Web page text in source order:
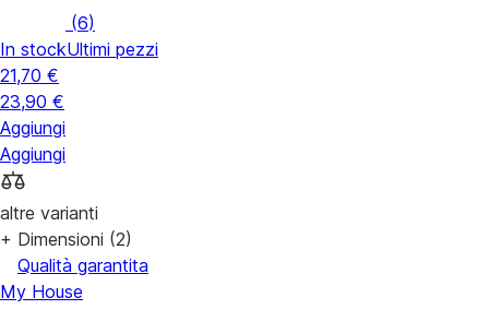
(6)
In stockUltimi pezzi
21,70 €
23,90 €
Aggiungi
Aggiungi
altre varianti
+ Dimensioni (2)
Qualità garantita
My House